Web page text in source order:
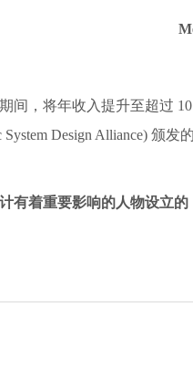
间，将年收入提升至超过
Design Alliance) 颁发
有着重要影响的人物设立的